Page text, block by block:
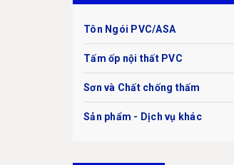
Tôn Ngói PVC/ASA
Tấm ốp nội thất PVC
Sơn và Chất chống thấm
Sản phẩm - Dịch vụ khác